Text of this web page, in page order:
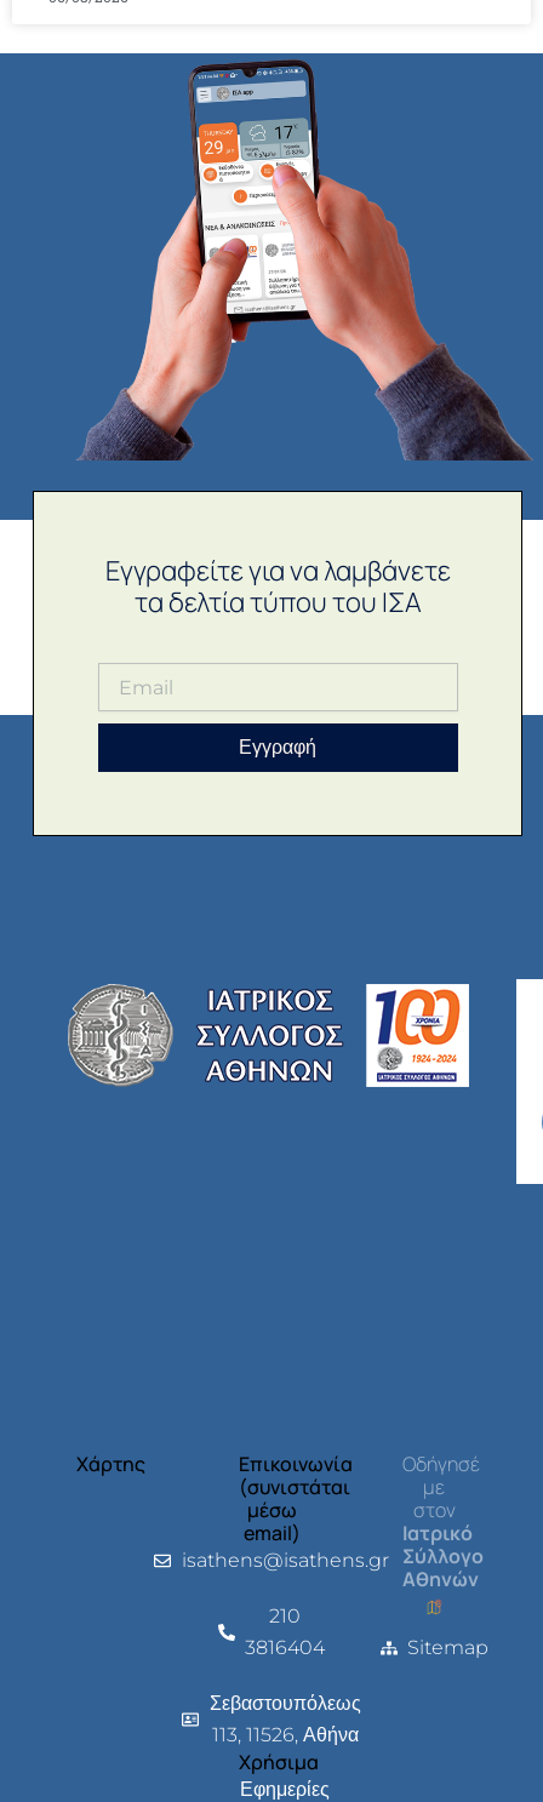
Εγγραφείτε για να λαμβάνετε
τα δελτία τύπου του ΙΣΑ
Εγγραφή
Χάρτης
Επικοινωνία
(συνιστάται
μέσω
email)
isathens@isathens.gr
210
3816404
Σεβαστουπόλεως
113, 11526, Αθήνα
Χρήσιμα
Εφημερίες
Οδήγησέ
με
στον
Ιατρικό
Σύλλογο
Αθηνών
Sitemap